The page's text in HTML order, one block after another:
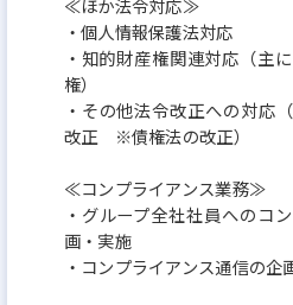
≪ほか法令対応≫
・個人情報保護法対応
・知的財産権関連対応（主
権）
・その他法令改正への対応
改正 ※債権法の改正）
≪コンプライアンス業務≫
・グループ全社社員へのコ
画・実施
・コンプライアンス通信の企